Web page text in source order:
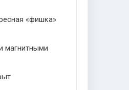
«фишка»
магнитными